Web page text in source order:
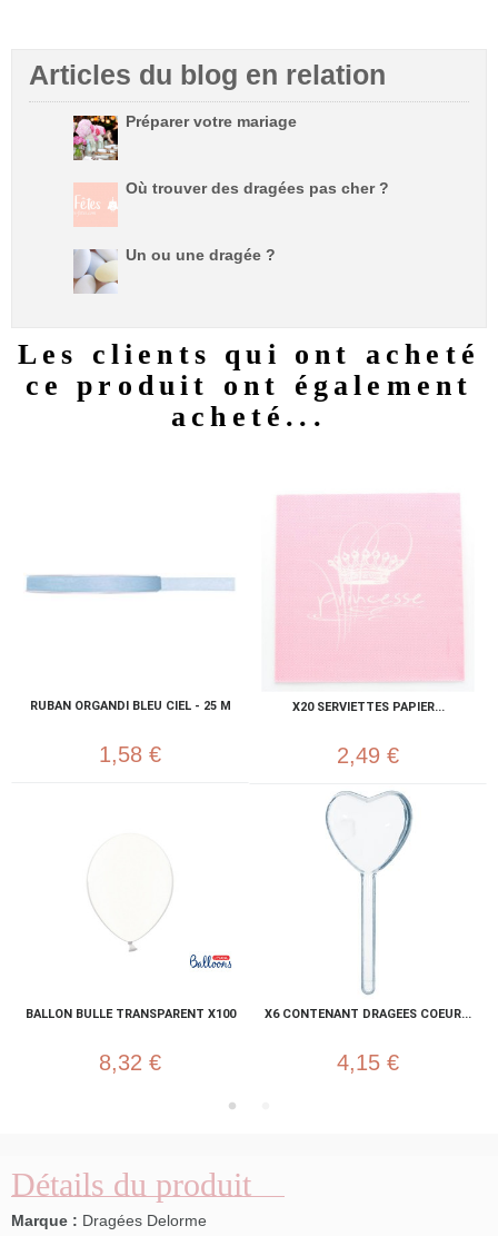
Articles du blog en relation
Préparer votre mariage
Où trouver des dragées pas cher ?
Un ou une dragée ?
Les clients qui ont acheté
ce produit ont également
acheté...
RUBAN ORGANDI BLEU CIEL - 25 M
1,58 €
X20 SERVIETTES PAPIER...
2,49 €
BALLON BULLE TRANSPARENT X100
8,32 €
X6 CONTENANT DRAGEES COEUR...
4,15 €
Détails du produit
Marque : Dragées Delorme